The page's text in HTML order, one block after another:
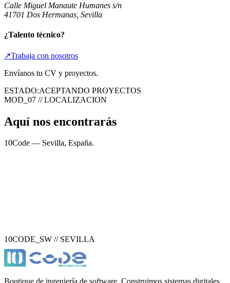
Calle Miguel Manaute Humanes s/n
41701 Dos Hermanas, Sevilla
¿Talento técnico?
↗Trabaja con nosotros
Envíanos tu CV y proyectos.
ESTADO:ACEPTANDO PROYECTOS
MOD_07 // LOCALIZACION
Aquí nos encontrarás
10Code — Sevilla, España.
10CODE_SW // SEVILLA